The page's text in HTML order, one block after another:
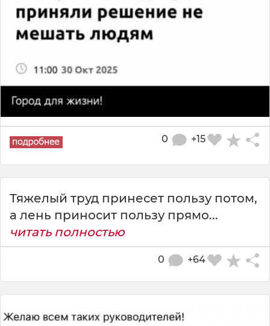
+15
0
Тяжелый труд принесет пользу потом,
а лень приносит пользу прямо...
читать полностью
+64
0